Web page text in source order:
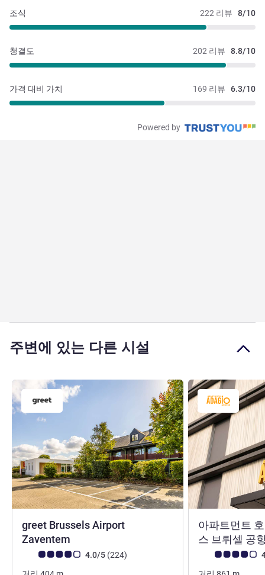
222 리뷰 8/10
조식
202 리뷰 8.8/10
청결도
169 리뷰 6.3/10
가격 대비 가치
Powered by
주변에 있는 다른 시설
greet Brussels Airport
Zaventem
고객 평점 (ALL 평가)
4.0/5 (224리뷰
)
아파트먼트
스 브뤼셀 공
고객 평점 (ALL 평